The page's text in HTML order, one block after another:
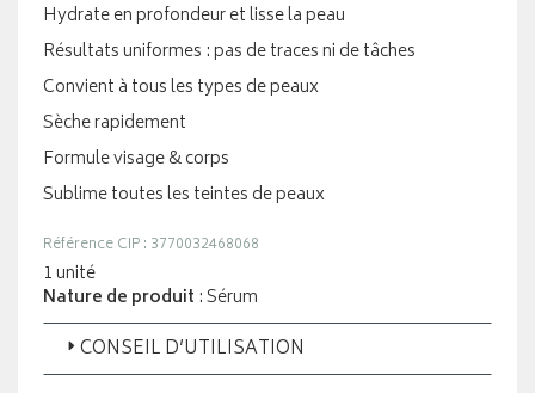
Hydrate en profondeur et lisse la peau
Résultats uniformes : pas de traces ni de tâches
Convient à tous les types de peaux
Sèche rapidement
Formule visage & corps
Sublime toutes les teintes de peaux
Référence CIP : 3770032468068
1 unité
Nature de produit : Sérum
CONSEIL D’UTILISATION